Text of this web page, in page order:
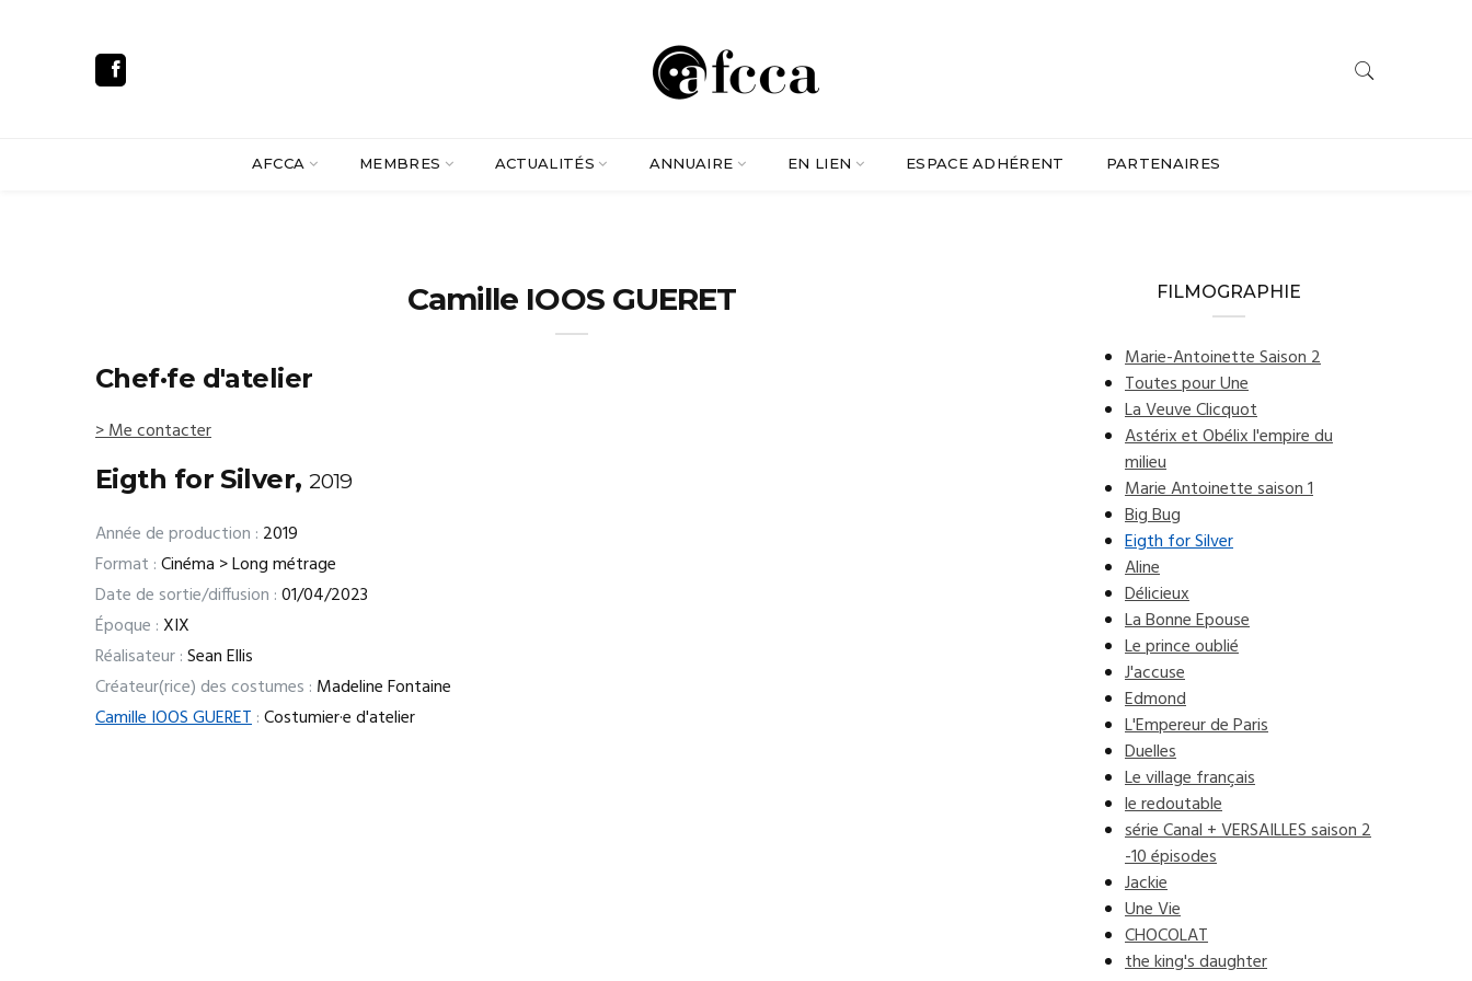
AFCCA MEMBRES ACTUALITÉS ANNUAIRE EN LIEN ESPACE ADHÉRENT PARTENAIRES
Camille IOOS GUERET
Chef·fe d'atelier
> Me contacter
Eigth for Silver,2019
Année de production : 2019
Format :Cinéma > Long métrage
Date de sortie/diffusion :01/04/2023
Époque :XIX
Réalisateur :Sean Ellis
Créateur(rice) des costumes : Madeline Fontaine
Camille IOOS GUERET:Costumier·e d'atelier
FILMOGRAPHIE
Marie-Antoinette Saison 2
Toutes pour Une
La Veuve Clicquot
Astérix et Obélix l'empire du
milieu
Marie Antoinette saison 1
Big Bug
Eigth for Silver
Aline
Délicieux
La Bonne Epouse
Le prince oublié
J'accuse
Edmond
L'Empereur de Paris
Duelles
Le village français
le redoutable
série Canal + VERSAILLES saison 2
-10 épisodes
Jackie
Une Vie
CHOCOLAT
the king's daughter